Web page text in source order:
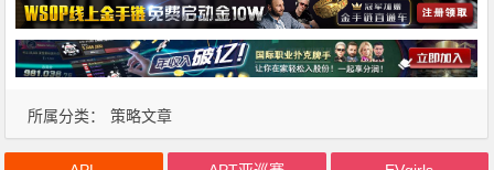
所属分类： 策略文章